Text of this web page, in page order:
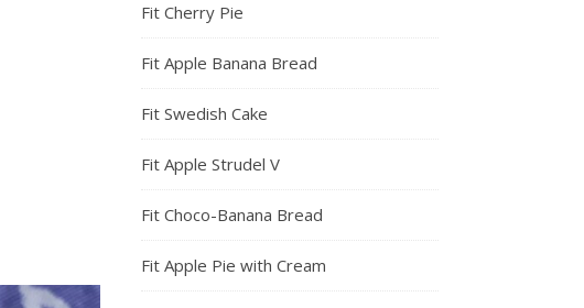
Fit Cherry Pie
Fit Apple Banana Bread
Fit Swedish Cake
Fit Apple Strudel V
Fit Choco-Banana Bread
Fit Apple Pie with Cream